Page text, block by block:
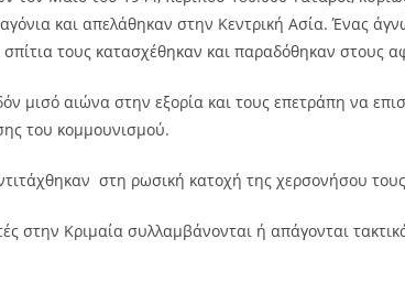
και απελάθηκαν στην Κεντρική Ασία. Ένας
τους κατασχέθηκαν και παραδόθηκαν στους
μισό αιώνα στην εξορία και τους επετράπη να
του κομμουνισμού.
στη ρωσική κατοχή της χερσονήσου
στην Κριμαία συλλαμβάνονται ή απάγονται